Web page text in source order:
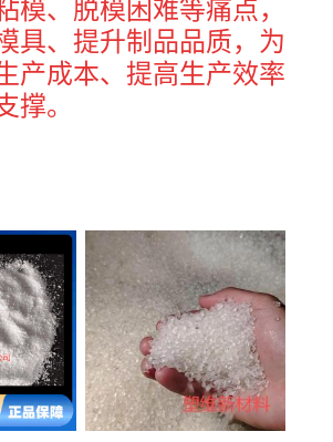
模、脱模困难等痛点，
具、提升制品品质，为
产成本、提高生产效率
撑。